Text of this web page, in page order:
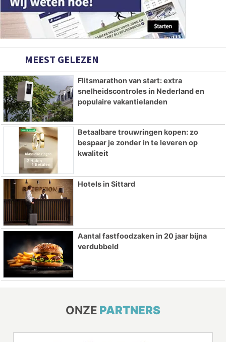
MEEST GELEZEN
Flitsmarathon van start: extra
snelheidscontroles in Nederland en
populaire vakantielanden
Betaalbare trouwringen kopen: zo
bespaar je zonder in te leveren op
kwaliteit
Hotels in Sittard
Aantal fastfoodzaken in 20 jaar bijna
verdubbeld
ONZE PARTNERS